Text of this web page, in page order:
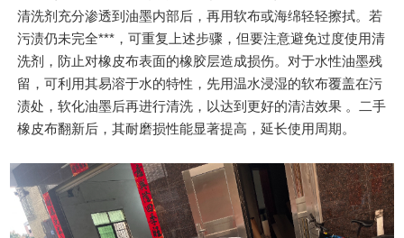
清洗剂充分渗透到油墨内部后，再用软布或海绵轻轻擦拭。若
污渍仍未完全***，可重复上述步骤，但要注意避免过度使用清
洗剂，防止对橡皮布表面的橡胶层造成损伤。对于水性油墨残
留，可利用其易溶于水的特性，先用温水浸湿的软布覆盖在污
渍处，软化油墨后再进行清洗，以达到更好的清洁效果 。二手
橡皮布翻新后，其耐磨损性能显著提高，延长使用周期。